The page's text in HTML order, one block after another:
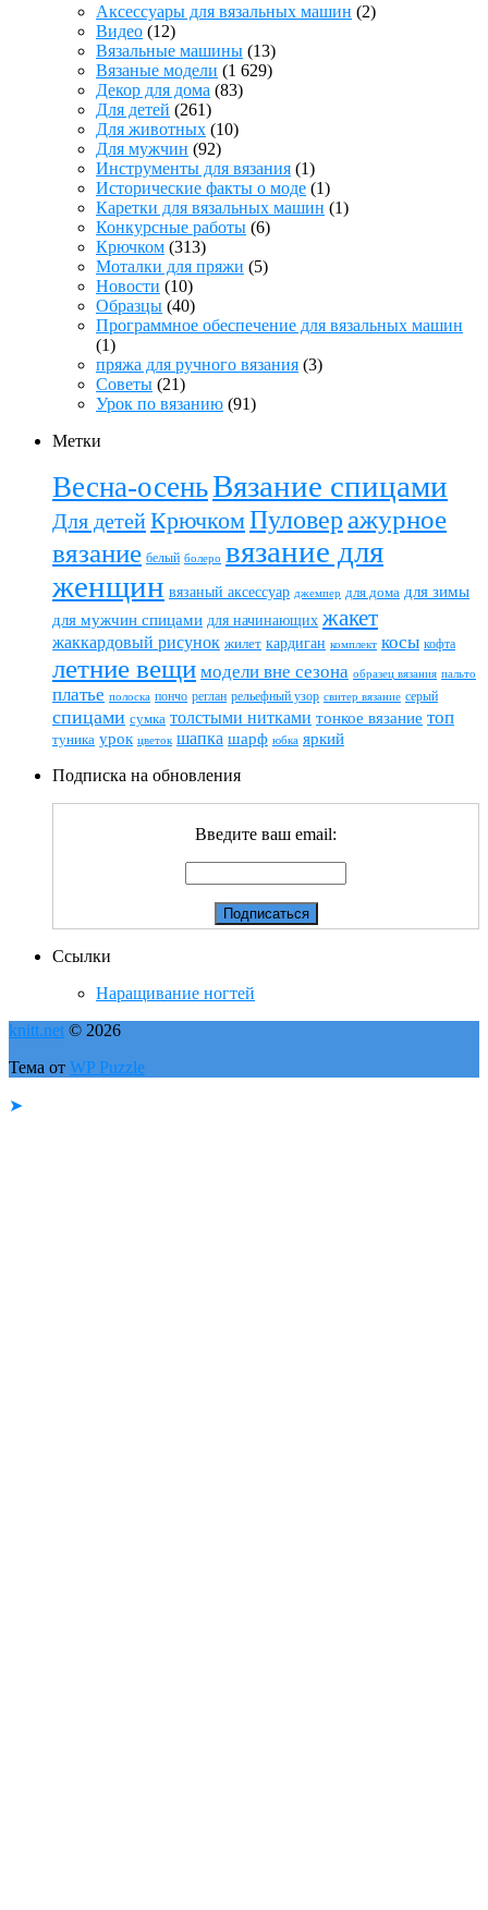
Аксессуары для вязальных машин (2)
Видео (12)
Вязальные машины (13)
Вязаные модели (1 629)
Декор для дома (83)
Для детей (261)
Для животных (10)
Для мужчин (92)
Инструменты для вязания (1)
Исторические факты о моде (1)
Каретки для вязальных машин (1)
Конкурсные работы (6)
Крючком (313)
Моталки для пряжи (5)
Новости (10)
Образцы (40)
Программное обеспечение для вязальных машин
(1)
пряжа для ручного вязания (3)
Советы (21)
Урок по вязанию (91)
Метки
Весна-осеньВязание спицами
Для детейКрючкомПуловер ажурное
вязание белый болеро вязание для
женщин вязаный аксессуар джемпер для дома для зимы
для мужчин спицами для начинающих жакет
жаккардовый рисунок жилет кардиган комплект косы кофта
летние вещи модели вне сезона образец вязания пальто
платье полоска пончо реглан рельефный узор свитер вязание серый
спицами сумка толстыми нитками тонкое вязание топ
туника урок цветок шапка шарф юбка яркий
Подписка на обновления
Введите ваш email:
Ссылки
Наращивание ногтей
knitt.net © 2026
Тема от WP Puzzle
➤